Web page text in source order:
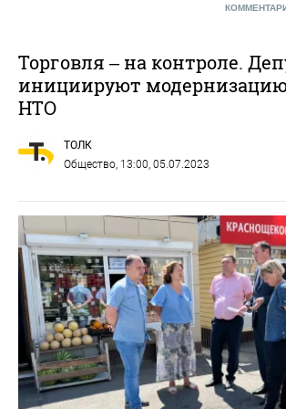
Торговля – на контроле.
инициируют
НТО
ТОЛК
Общество , 13:00, 05.07.2023